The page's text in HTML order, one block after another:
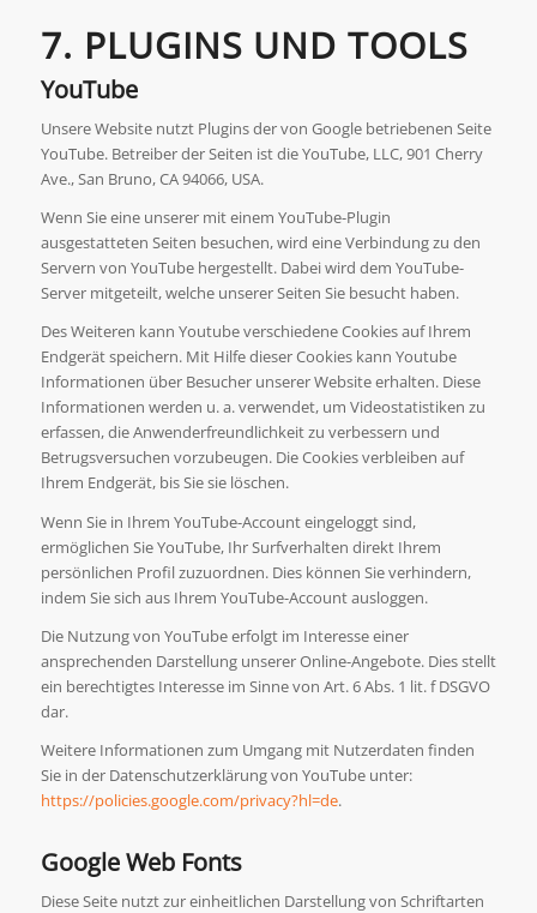
7. PLUGINS UND TOOLS
YouTube
Unsere Website nutzt Plugins der von Google betriebenen Seite
YouTube. Betreiber der Seiten ist die YouTube, LLC, 901 Cherry
Ave., San Bruno, CA 94066, USA.
Wenn Sie eine unserer mit einem YouTube-Plugin
ausgestatteten Seiten besuchen, wird eine Verbindung zu den
Servern von YouTube hergestellt. Dabei wird dem YouTube-
Server mitgeteilt, welche unserer Seiten Sie besucht haben.
Des Weiteren kann Youtube verschiedene Cookies auf Ihrem
Endgerät speichern. Mit Hilfe dieser Cookies kann Youtube
Informationen über Besucher unserer Website erhalten. Diese
Informationen werden u. a. verwendet, um Videostatistiken zu
erfassen, die Anwenderfreundlichkeit zu verbessern und
Betrugsversuchen vorzubeugen. Die Cookies verbleiben auf
Ihrem Endgerät, bis Sie sie löschen.
Wenn Sie in Ihrem YouTube-Account eingeloggt sind,
ermöglichen Sie YouTube, Ihr Surfverhalten direkt Ihrem
persönlichen Profil zuzuordnen. Dies können Sie verhindern,
indem Sie sich aus Ihrem YouTube-Account ausloggen.
Die Nutzung von YouTube erfolgt im Interesse einer
ansprechenden Darstellung unserer Online-Angebote. Dies stellt
ein berechtigtes Interesse im Sinne von Art. 6 Abs. 1 lit. f DSGVO
dar.
Weitere Informationen zum Umgang mit Nutzerdaten finden
Sie in der Datenschutzerklärung von YouTube unter:
https://policies.google.com/privacy?hl=de.
Google Web Fonts
Diese Seite nutzt zur einheitlichen Darstellung von Schriftarten